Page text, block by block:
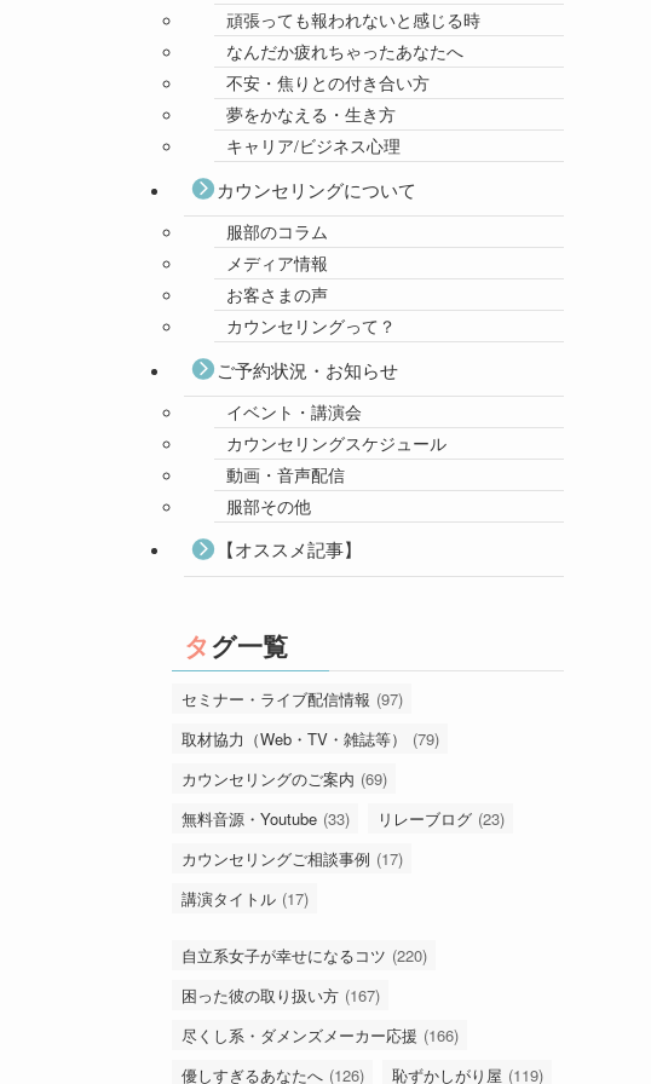
頑張っても報われないと感じる時
なんだか疲れちゃったあなたへ
不安・焦りとの付き合い方
夢をかなえる・生き方
キャリア/ビジネス心理
カウンセリングについて
服部のコラム
メディア情報
お客さまの声
カウンセリングって？
ご予約状況・お知らせ
イベント・講演会
カウンセリングスケジュール
動画・音声配信
服部その他
【オススメ記事】
タグ一覧
セミナー・ライブ配信情報 (97)
取材協力（Web・TV・雑誌等）
(79)
カウンセリングのご案内 (69)
無料音源・Youtube (33) リレーブログ (23)
カウンセリングご相談事例 (17)
講演タイトル (17)
自立系女子が幸せになるコツ (220)
困った彼の取り扱い方 (167)
尽くし系・ダメンズメーカー応援 (166)
優しすぎるあなたへ (126) 恥ずかしがり屋 (119)